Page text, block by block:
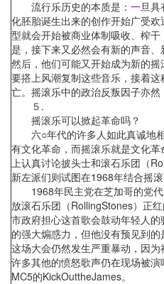
流行乐历史的本质是： 一旦具
化胚胎诞生出来的创作开始广受
型就会开始被商业体制吸收、榨
是，接下来又必然会有新的声音、
然后，他们可能又开始成为新的
要搭上风潮复制这些音乐，接着
亡。摇滚乐中的政治反叛因子亦
５.
摇滚乐可以掀起革命吗？
六○年代的许多人如此真诚地
有文化革命，而摇滚乐就是文化
上认真讨论披头士和滚石乐团（
新左派们则试图在1968年结合摇滚
1968年民主党在芝加哥的党代
放滚石乐团（RollingStones）正
市政府担心这首歌会鼓动年轻人
的强大煽惑力，但他没有预见到
这场大会仍然发生严重暴动，因为
许多其他的愤怒歌声仍在现场被
MC5的KickOuttheJames。